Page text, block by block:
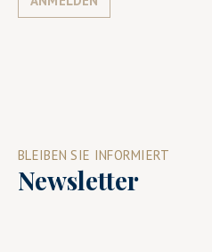
BLEIBEN SIE INFORMIERT
Newsletter